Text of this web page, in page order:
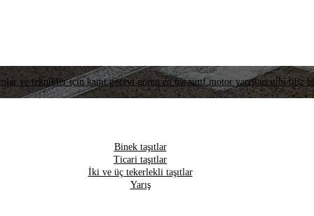
ve teknikler için kanıt görevi gören en üst sınıf motor yarışları gibi titiz
Binek taşıtlar
Ticari taşıtlar
İki ve üç tekerlekli taşıtlar
Yarış